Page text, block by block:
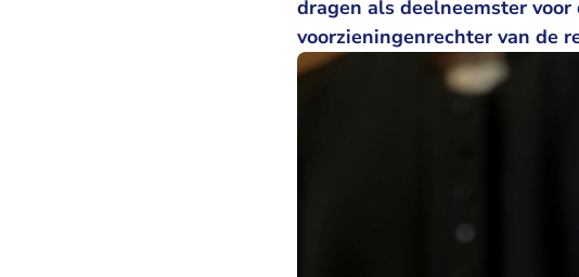
dragen als deelneemster
voorzieningenrechter van de